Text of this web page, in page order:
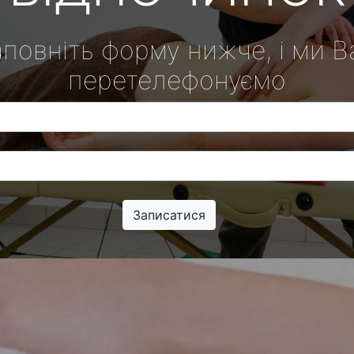
форму нижче, і ми
перетелефонуємо